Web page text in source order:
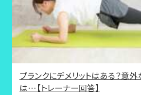
プランクにデメリットはある？意外
は…【トレーナー回答】